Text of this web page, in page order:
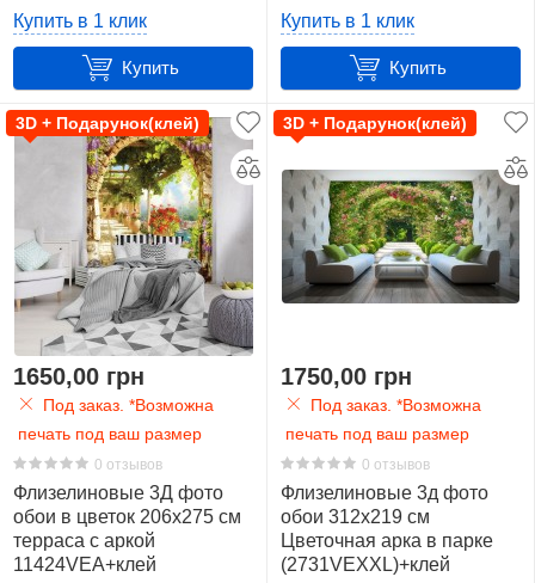
Купить в 1 клик
Купить
(2397V4)+клей
Купить в 1 клик
Купить
3D + Подарунок(клей)
1650,00 грн
Под заказ. *Возможна
печать под ваш размер
0 отзывов
Флизелиновые 3Д фото
обои в цветок 206x275 см
терраса с аркой
11424VEA+клей
3D + Подарунок(клей)
1750,00 грн
Под заказ. *Возможна
печать под ваш размер
0 отзывов
Флизелиновые 3д фото
обои 312x219 см
Цветочная арка в парке
(2731VEXXL)+клей